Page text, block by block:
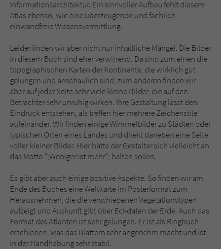
Informationsarchitektur. Ein sinnvoller Aufbau fehlt diesem
Atlas ebenso, wie eine überzeugende und fachlich
einwandfreie Wissensvermittlung.
Leider finden wir aber nicht nur inhaltliche Mängel. Die Bilder
in diesem Buch sind eher verwirrend. Da sind zum einen die
topographischen Karten der Kontinente, die wirklich gut
gelungen und anschaulich sind, zum anderen finden wir
aber auf jeder Seite sehr viele kleine Bilder, die auf den
Betrachter sehr unruhig wirken. Ihre Gestaltung lässt den
Eindruck entstehen, als treffen hier mehrere Zeichenstile
aufeinander. Wir finden einige Wimmelbilder zu Städten oder
typischen Orten eines Landes und direkt daneben eine Seite
voller kleiner Bilder. Hier hätte der Gestalter sich vielleicht an
das Motto ";Weniger ist mehr"; halten sollen.
Es gibt aber auch einige positive Aspekte. So finden wir am
Ende des Buches eine Weltkarte im Posterformat zum
Herausnehmen, die die verschiedenen Vegetationstypen
aufzeigt und Auskunft gibt über Eckdaten der Erde. Auch das
Format des Atlanten ist sehr gelungen. Er ist als Ringbuch
erschienen, was das Blättern sehr angenehm macht und ist
in der Handhabung sehr stabil.